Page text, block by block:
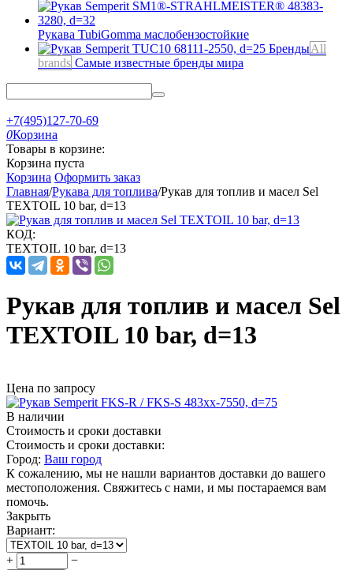
Рукава TubiGomma маслобензостойкие
БрендыAll
brands Самые известные бренды мира
+7(495)127-70-69
0Корзина
Товары в корзине:
Корзина пуста
Корзина Оформить заказ
Главная/Рукава для топлива/Рукав для топлив и масел Sel
TEXTOIL 10 bar, d=13
КОД:
TEXTOIL 10 bar, d=13
Рукав для топлив и масел Sel
TEXTOIL 10 bar, d=13
Цена по запросу
В наличии
Стоимость и сроки доставки
Стоимость и сроки доставки:
Город: Ваш город
К сожалению, мы не нашли вариантов доставки до вашего
местоположения. Свяжитесь с нами, и мы постараемся вам
помочь.
Закрыть
Вариант:
+ −